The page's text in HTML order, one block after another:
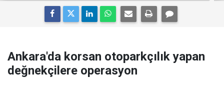
Ankara'da korsan otoparkçılık yapan
değnekçilere operasyon